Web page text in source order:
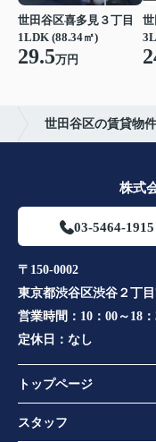
世田谷区喜多見３丁目
1LDK (88.34㎡)
29.5万円
世田谷区の賃貸物
株式
03-5464-1915
〒150-0002
東京都渋谷区渋谷２丁
営業時間： 10：00～18
定休日： なし
トップページ
スタッフ